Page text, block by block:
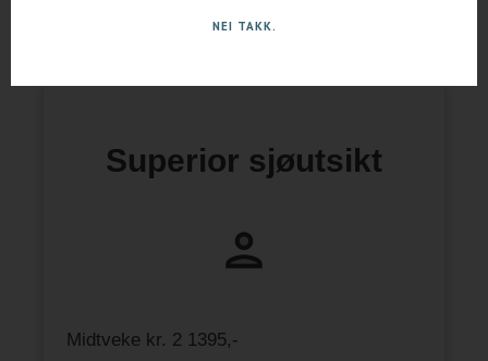
Superior sjøutsikt
Midtveke kr. 2 1395,-
NEI TAKK.